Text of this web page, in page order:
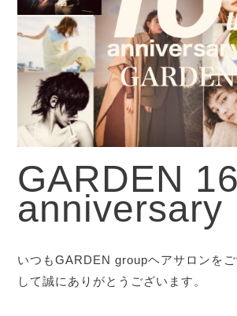
GARDEN
anniversary
いつもGARDEN groupヘアサロンを
して誠にありがとうございます。